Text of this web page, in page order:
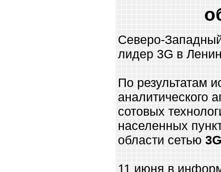
Северо-
лидер 3G в
По результатам
аналитического
сотовых
населенных
области сетью 3G
11 июня в